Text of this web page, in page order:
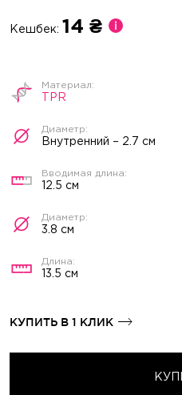
Кешбек: 14 ₴
КУПИТЬ В 1 КЛИК
TPR
Внутренний – 2.7 см
12.5 см
3.8 см
13.5 см